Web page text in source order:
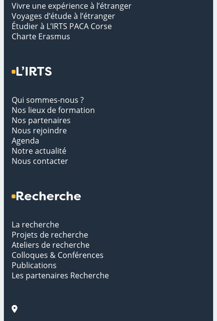
Vivre une expérience à l’étranger
Voyages d’étude à l’étranger
Étudier à L’IRTS PACA Corse
Charte Erasmus
L’IRTS
Qui sommes-nous ?
Nos lieux de formation
Nos partenaires
Nous rejoindre
Agenda
Notre actualité
Nous contacter
Recherche
La recherche
Projets de recherche
Ateliers de recherche
Colloques & Conférences
Publications
Les partenaires Recherche